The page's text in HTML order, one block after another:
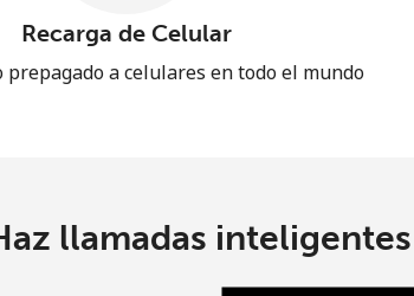
Recarga de Celular
prepagado a celulares en todo el mundo
llamadas